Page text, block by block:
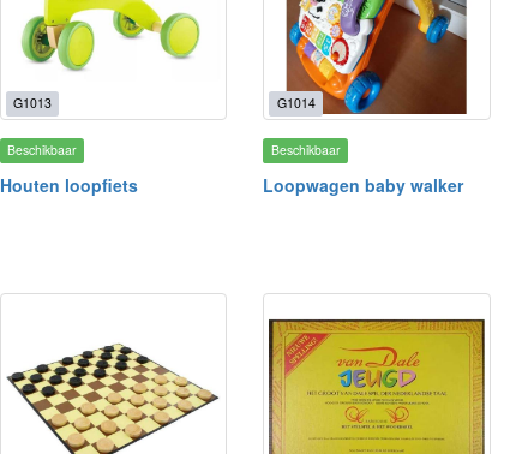
G1013
Beschikbaar
Houten loopfiets
G1014
Beschikbaar
Loopwagen baby walker